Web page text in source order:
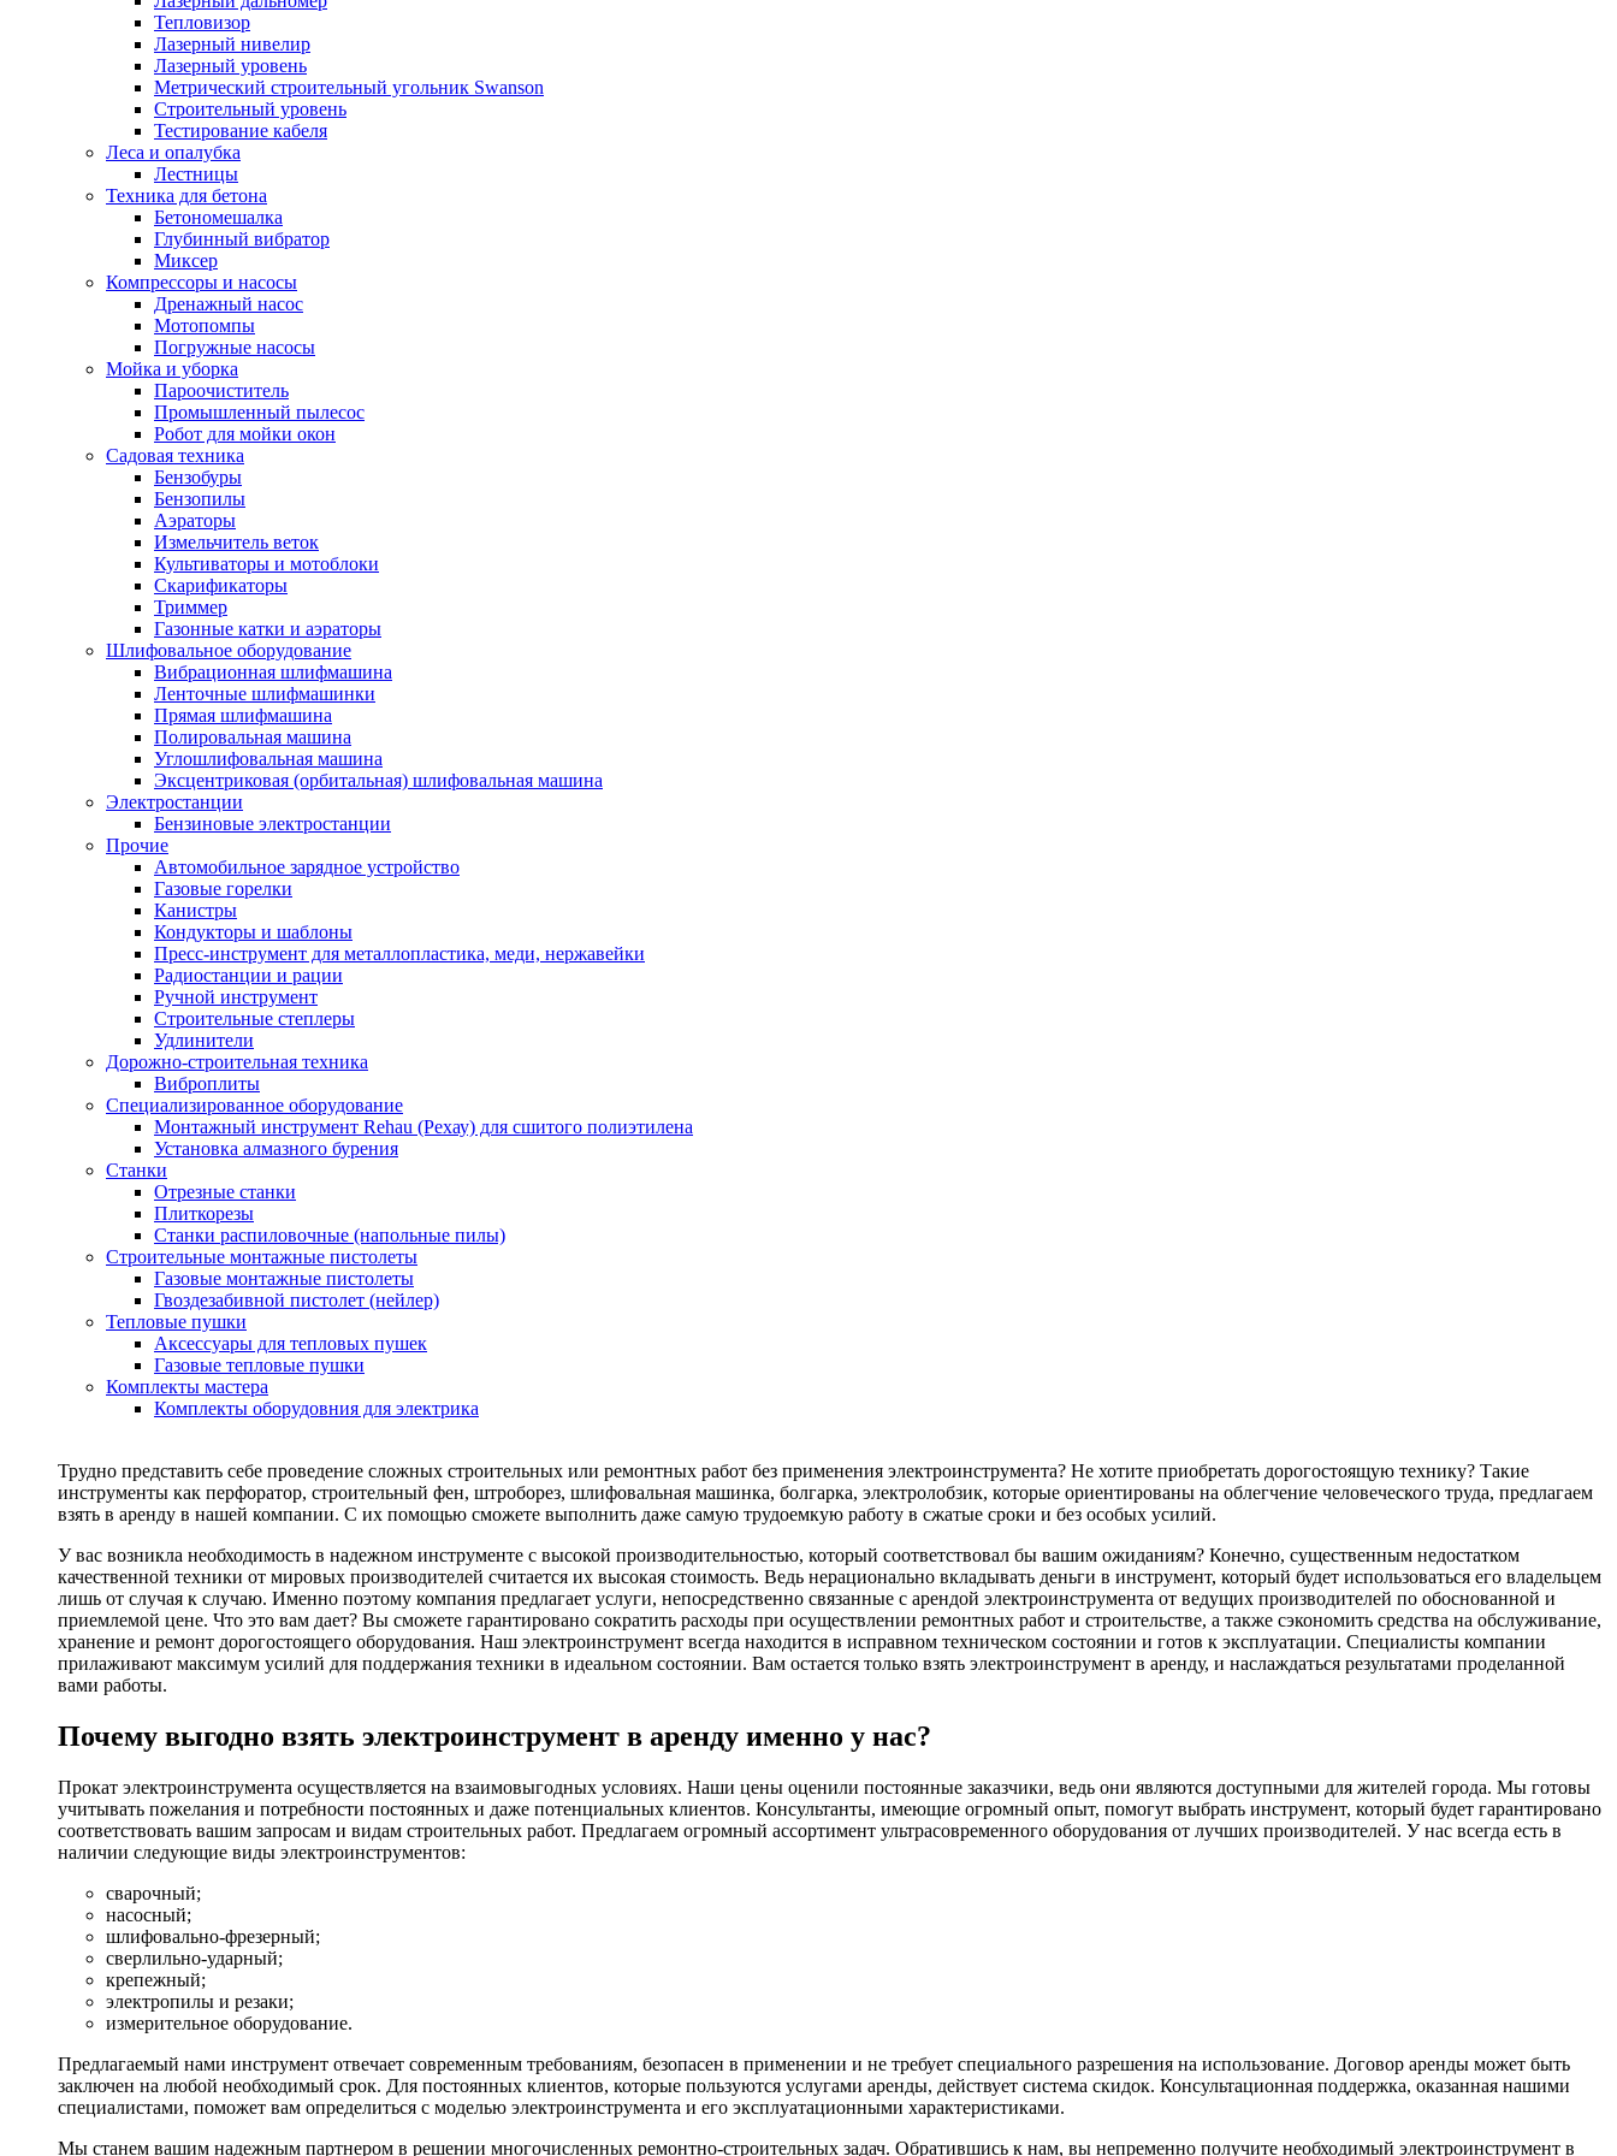
Тепловизор
Лазерный нивелир
Лазерный уровень
Метрический строительный угольник Swanson
Строительный уровень
Тестирование кабеля
Леса и опалубка
Лестницы
Техника для бетона
Бетономешалка
Глубинный вибратор
Миксер
Компрессоры и насосы
Дренажный насос
Мотопомпы
Погружные насосы
Мойка и уборка
Пароочиститель
Промышленный пылесос
Робот для мойки окон
Садовая техника
Бензобуры
Бензопилы
Аэраторы
Измельчитель веток
Культиваторы и мотоблоки
Скарификаторы
Триммер
Газонные катки и аэраторы
Шлифовальное оборудование
Вибрационная шлифмашина
Ленточные шлифмашинки
Прямая шлифмашина
Полировальная машина
Углошлифовальная машина
Эксцентриковая (орбитальная) шлифовальная машина
Электростанции
Бензиновые электростанции
Прочие
Автомобильное зарядное устройство
Газовые горелки
Канистры
Кондукторы и шаблоны
Пресс-инструмент для металлопластика, меди, нержавейки
Радиостанции и рации
Ручной инструмент
Строительные степлеры
Удлинители
Дорожно-строительная техника
Виброплиты
Специализированное оборудование
Монтажный инструмент Rehau (Рехау) для сшитого полиэтилена
Установка алмазного бурения
Станки
Отрезные станки
Плиткорезы
Станки распиловочные (напольные пилы)
Строительные монтажные пистолеты
Газовые монтажные пистолеты
Гвоздезабивной пистолет (нейлер)
Тепловые пушки
Аксессуары для тепловых пушек
Газовые тепловые пушки
Комплекты мастера
Комплекты оборудовния для электрика
Трудно представить себе проведение сложных строительных или ремонтных работ без применения электроинструмента? Не хотите приобретать дорогостоящую технику? Такие
инструменты как перфоратор, строительный фен, штроборез, шлифовальная машинка, болгарка, электролобзик, которые ориентированы на облегчение человеческого труда, предлагаем
взять в аренду в нашей компании. С их помощью сможете выполнить даже самую трудоемкую работу в сжатые сроки и без особых усилий.
У вас возникла необходимость в надежном инструменте с высокой производительностью, который соответствовал бы вашим ожиданиям? Конечно, существенным недостатком
качественной техники от мировых производителей считается их высокая стоимость. Ведь нерационально вкладывать деньги в инструмент, который будет использоваться его владельцем
лишь от случая к случаю. Именно поэтому компания предлагает услуги, непосредственно связанные с арендой электроинструмента от ведущих производителей по обоснованной и
приемлемой цене. Что это вам дает? Вы сможете гарантировано сократить расходы при осуществлении ремонтных работ и строительстве, а также сэкономить средства на обслуживание,
хранение и ремонт дорогостоящего оборудования. Наш электроинструмент всегда находится в исправном техническом состоянии и готов к эксплуатации. Специалисты компании
прилаживают максимум усилий для поддержания техники в идеальном состоянии. Вам остается только взять электроинструмент в аренду, и наслаждаться результатами проделанной
вами работы.
Почему выгодно взять электроинструмент в аренду именно у нас?
Прокат электроинструмента осуществляется на взаимовыгодных условиях. Наши цены оценили постоянные заказчики, ведь они являются доступными для жителей города. Мы готовы
учитывать пожелания и потребности постоянных и даже потенциальных клиентов. Консультанты, имеющие огромный опыт, помогут выбрать инструмент, который будет гарантировано
соответствовать вашим запросам и видам строительных работ. Предлагаем огромный ассортимент ультрасовременного оборудования от лучших производителей. У нас всегда есть в
наличии следующие виды электроинструментов:
сварочный;
насосный;
шлифовально-фрезерный;
сверлильно-ударный;
крепежный;
электропилы и резаки;
измерительное оборудование.
Предлагаемый нами инструмент отвечает современным требованиям, безопасен в применении и не требует специального разрешения на использование. Договор аренды может быть
заключен на любой необходимый срок. Для постоянных клиентов, которые пользуются услугами аренды, действует система скидок. Консультационная поддержка, оказанная нашими
специалистами, поможет вам определиться с моделью электроинструмента и его эксплуатационными характеристиками.
Мы станем вашим надежным партнером в решении многочисленных ремонтно-строительных задач. Обратившись к нам, вы непременно получите необходимый электроинструмент в